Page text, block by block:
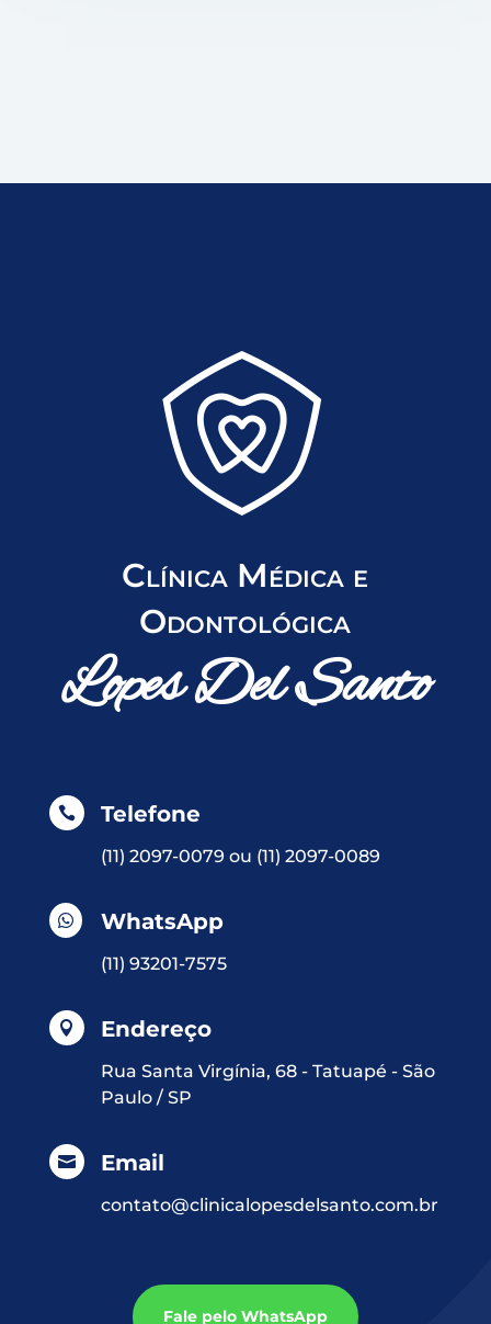
Clínica Médica e
Odontológica
Lopes Del Santo
 Telefone
(11) 2097-0079 ou (11) 2097-0089
 WhatsApp
(11) 93201-7575
 Endereço
Rua Santa Virgínia, 68 - Tatuapé - São
Paulo / SP
 Email
contato@clinicalopesdelsanto.com.br
Fale pelo WhatsApp